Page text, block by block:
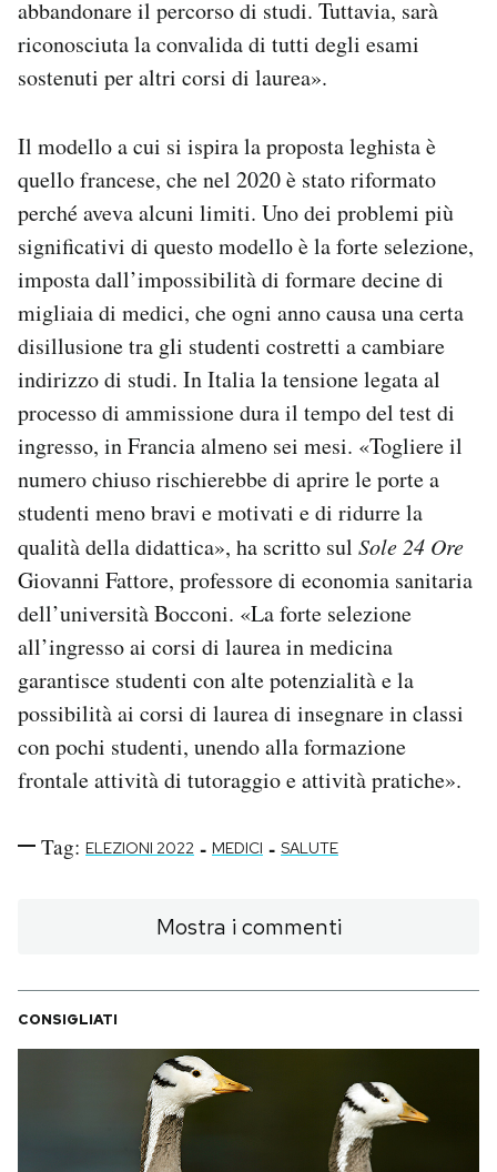
abbandonare il percorso di studi. Tuttavia, sarà
riconosciuta la convalida di tutti degli esami
sostenuti per altri corsi di laurea».
Il modello a cui si ispira la proposta leghista è
quello francese, che nel 2020 è stato riformato
perché aveva alcuni limiti. Uno dei problemi più
significativi di questo modello è la forte selezione,
imposta dall’impossibilità di formare decine di
migliaia di medici, che ogni anno causa una certa
disillusione tra gli studenti costretti a cambiare
indirizzo di studi. In Italia la tensione legata al
processo di ammissione dura il tempo del test di
ingresso, in Francia almeno sei mesi. «Togliere il
numero chiuso rischierebbe di aprire le porte a
studenti meno bravi e motivati e di ridurre la
qualità della didattica», ha scritto sul Sole 24 Ore
Giovanni Fattore, professore di economia sanitaria
dell’università Bocconi. «La forte selezione
all’ingresso ai corsi di laurea in medicina
garantisce studenti con alte potenzialità e la
possibilità ai corsi di laurea di insegnare in classi
con pochi studenti, unendo alla formazione
frontale attività di tutoraggio e attività pratiche».
Tag: ELEZIONI 2022 - MEDICI - SALUTE
Mostra i commenti
CONSIGLIATI